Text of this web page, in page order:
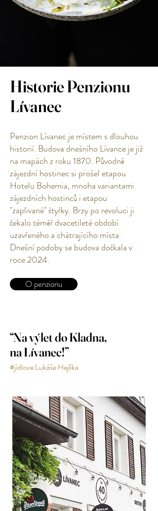
Historie Penzionu
Lívanec
Penzion Lívanec je místem s dlouhou
historií. Budova dnešního Lívance je již
na mapách z roku 1870. Původně
zájezdní hostinec si prošel etapou
Hotelu Bohemia, mnoha variantami
zájezdních hostinců i etapou
"zaplivané" čtyřky. Brzy po revoluci ji
čekalo téměř dvacetileté období
uzavřeného a chátrajícího místa.
Dnešní podoby se budova dočkala v
roce 2024.
O penzionu
“Na výlet do Kladna,
na Lívanec!”
#jídlove Lukáše Hejlíka